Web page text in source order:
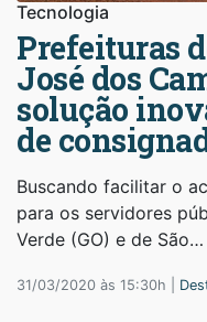
Tecnologia
Prefeituras
José dos
solução
de
Buscando facilitar o
para os servidores
Verde (GO) e de São…
31/03/2020 às 15:30h |